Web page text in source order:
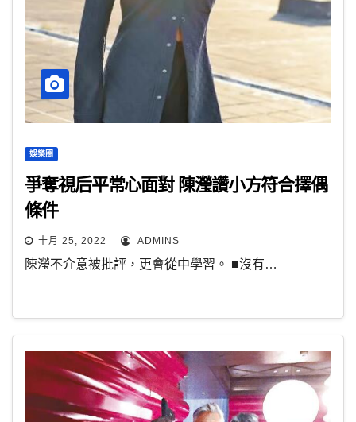
娛樂圈
爭奪視后平常心面對 陳瀅讚小方符合擇偶
條件
十月 25, 2022 ADMINS
陳瀅不介意被批評，更會從中學習。 ■沒有…